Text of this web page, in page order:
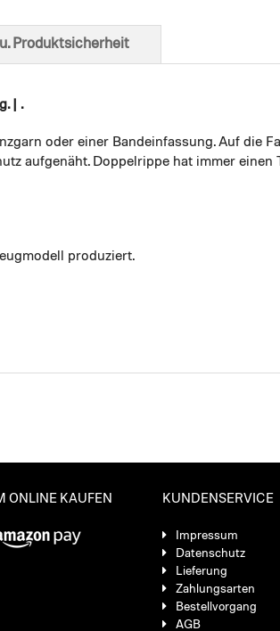
| .
oder einer Bandeinfassung. Auf die
aufgenäht. Doppelrippe hat immer einen
produziert.
Produktsicherheit
ONLINE KAUFEN KUNDENSERVICE
Impressum
Datenschutz
Lieferung
Zahlungsarten
Bestellvorgang
AGB